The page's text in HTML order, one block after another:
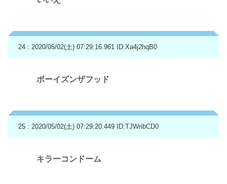
24 : 2020/05/02(土) 07:29:16.961 ID:Xa4j2hqB0
ボーイズンザフッド
25 : 2020/05/02(土) 07:29:20.449 ID:TJWribCD0
キラーコンドーム